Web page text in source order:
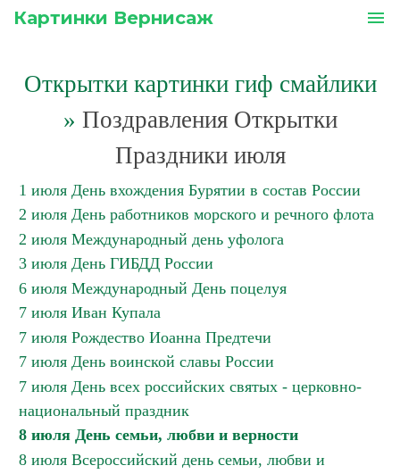
Картинки Вернисаж menu
Открытки картинки гиф смайлики
» Поздравления Открытки
Праздники июля
1 июля День вхождения Бурятии в состав России
2 июля День работников морского и речного флота
2 июля Международный день уфолога
3 июля День ГИБДД России
6 июля Международный День поцелуя
7 июля Иван Купала
7 июля Рождество Иоанна Предтечи
7 июля День воинской славы России
7 июля День всех российских святых - церковно-
национальный праздник
8 июля День семьи, любви и верности
8 июля Всероссийский день семьи, любви и